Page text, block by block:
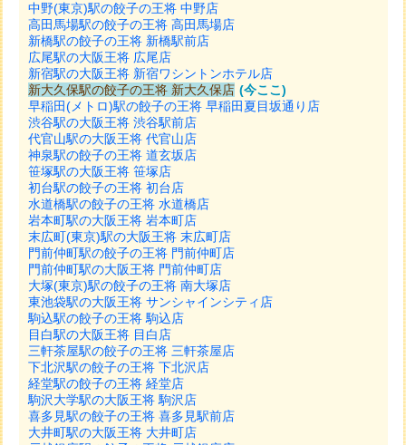
中野(東京)駅の餃子の王将 中野店
高田馬場駅の餃子の王将 高田馬場店
新橋駅の餃子の王将 新橋駅前店
広尾駅の大阪王将 広尾店
新宿駅の大阪王将 新宿ワシントンホテル店
新大久保駅の餃子の王将 新大久保店 (今ここ)
早稲田(メトロ)駅の餃子の王将 早稲田夏目坂通り店
渋谷駅の大阪王将 渋谷駅前店
代官山駅の大阪王将 代官山店
神泉駅の餃子の王将 道玄坂店
笹塚駅の大阪王将 笹塚店
初台駅の餃子の王将 初台店
水道橋駅の餃子の王将 水道橋店
岩本町駅の大阪王将 岩本町店
末広町(東京)駅の大阪王将 末広町店
門前仲町駅の餃子の王将 門前仲町店
門前仲町駅の大阪王将 門前仲町店
大塚(東京)駅の餃子の王将 南大塚店
東池袋駅の大阪王将 サンシャインシティ店
駒込駅の餃子の王将 駒込店
目白駅の大阪王将 目白店
三軒茶屋駅の餃子の王将 三軒茶屋店
下北沢駅の餃子の王将 下北沢店
経堂駅の餃子の王将 経堂店
駒沢大学駅の大阪王将 駒沢店
喜多見駅の餃子の王将 喜多見駅前店
大井町駅の大阪王将 大井町店